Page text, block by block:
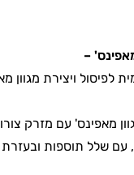
–
לפיסול ויצירת מגוון
מאפינס' עם מזרק
עם שלל תוספות ובעזרת